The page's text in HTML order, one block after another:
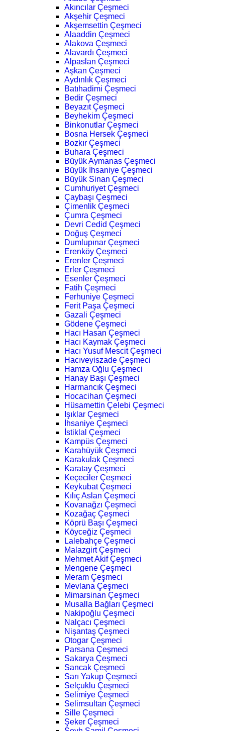
Akıncılar Çeşmeci
Akşehir Çeşmeci
Akşemsettin Çeşmeci
Alaaddin Çeşmeci
Alakova Çeşmeci
Alavardı Çeşmeci
Alpaslan Çeşmeci
Aşkan Çeşmeci
Aydınlık Çeşmeci
Batıhadimi Çeşmeci
Bedir Çeşmeci
Beyazıt Çeşmeci
Beyhekim Çeşmeci
Binkonutlar Çeşmeci
Bosna Hersek Çeşmeci
Bozkır Çeşmeci
Buhara Çeşmeci
Büyük Aymanas Çeşmeci
Büyük İhsaniye Çeşmeci
Büyük Sinan Çeşmeci
Cumhuriyet Çeşmeci
Çaybaşı Çeşmeci
Çimenlik Çeşmeci
Çumra Çeşmeci
Devri Cedid Çeşmeci
Doğuş Çeşmeci
Dumlupınar Çeşmeci
Erenköy Çeşmeci
Erenler Çeşmeci
Erler Çeşmeci
Esenler Çeşmeci
Fatih Çeşmeci
Ferhuniye Çeşmeci
Ferit Paşa Çeşmeci
Gazali Çeşmeci
Gödene Çeşmeci
Hacı Hasan Çeşmeci
Hacı Kaymak Çeşmeci
Hacı Yusuf Mescit Çeşmeci
Hacıveyiszade Çeşmeci
Hamza Oğlu Çeşmeci
Hanay Başı Çeşmeci
Harmancık Çeşmeci
Hocacihan Çeşmeci
Hüsamettin Çelebi Çeşmeci
Işıklar Çeşmeci
İhsaniye Çeşmeci
İstiklal Çeşmeci
Kampüs Çeşmeci
Karahüyük Çeşmeci
Karakulak Çeşmeci
Karatay Çeşmeci
Keçeciler Çeşmeci
Keykubat Çeşmeci
Kılıç Aslan Çeşmeci
Kovanağzı Çeşmeci
Kozağaç Çeşmeci
Köprü Başı Çeşmeci
Köyceğiz Çeşmeci
Lalebahçe Çeşmeci
Malazgirt Çeşmeci
Mehmet Akif Çeşmeci
Mengene Çeşmeci
Meram Çeşmeci
Mevlana Çeşmeci
Mimarsinan Çeşmeci
Musalla Bağları Çeşmeci
Nakipoğlu Çeşmeci
Nalçacı Çeşmeci
Nişantaş Çeşmeci
Otogar Çeşmeci
Parsana Çeşmeci
Sakarya Çeşmeci
Sancak Çeşmeci
Sarı Yakup Çeşmeci
Selçuklu Çeşmeci
Selimiye Çeşmeci
Selimsultan Çeşmeci
Sille Çeşmeci
Şeker Çeşmeci